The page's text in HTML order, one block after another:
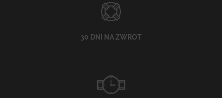
30 DNI NA ZWROT